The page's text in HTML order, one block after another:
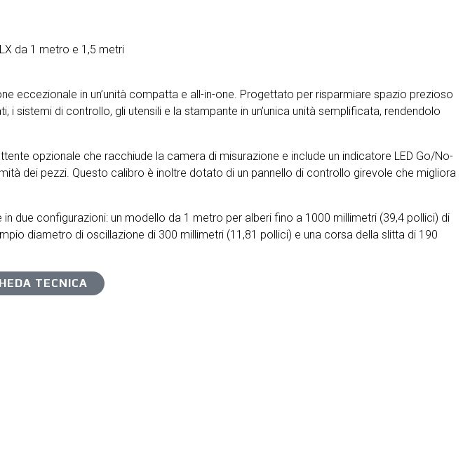
eccezionale in un’unità compatta e all-in-one. Progettato per risparmiare spazio prezioso
i sistemi di controllo, gli utensili e la stampante in un’unica unità semplificata, rendendolo
opzionale che racchiude la camera di misurazione e include un indicatore LED Go/No-
dei pezzi. Questo calibro è inoltre dotato di un pannello di controllo girevole che migliora
due configurazioni: un modello da 1 metro per alberi fino a 1000 millimetri (39,4 pollici) di
diametro di oscillazione di 300 millimetri (11,81 pollici) e una corsa della slitta di 190
TECNICA